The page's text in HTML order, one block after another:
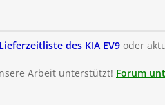
des KIA EV9 oder
Arbeit unterstützt! Forum